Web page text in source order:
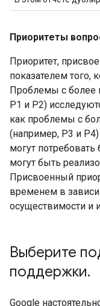
Приоритеты
Приоритет,
показателем того,
Проблемы с более
P1 и P2)
как проблемы с
(например, P3 и
могут
могут быть
Присвоенный
временем в
осуществимости и
Выберите
поддержки.
Google